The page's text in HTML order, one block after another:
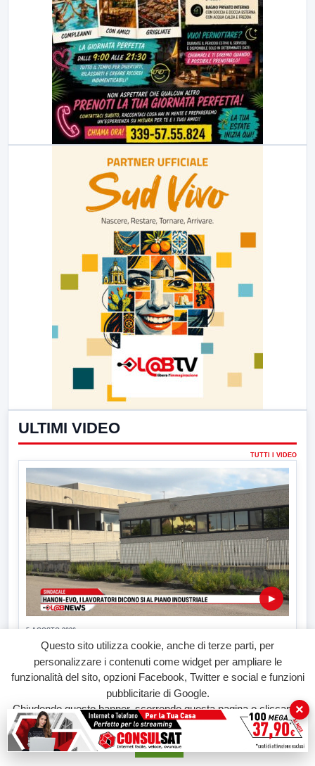
ULTIMI VIDEO
TUTTI I VIDEO
▶
5 AGOSTO 2026
ATTUALITÀ
Hanon-Evo, i lavoratori dicono sì al piano industriale
L'assemblea dei lavoratori Hanon questa mattina a Contrada
Questo sito utilizza cookie, anche di terze parti, per
personalizzare i contenuti come widget per ampliare le
funzionalità del sito, opzioni Facebook, Twitter e social e funzioni
pubblicitarie di Google.
Chiudendo questo banner, scorrendo questa pagina o cliccando
su qualunque suo elemento acconsenti all'uso dei cookie.
Accetta
×